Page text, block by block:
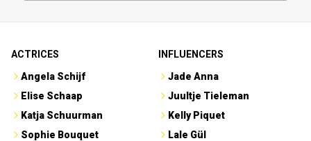
ACTRICES
Angela Schijf
Elise Schaap
Katja Schuurman
Sophie Bouquet
INFLUENCERS
Jade Anna
Juultje Tieleman
Kelly Piquet
Lale Gül